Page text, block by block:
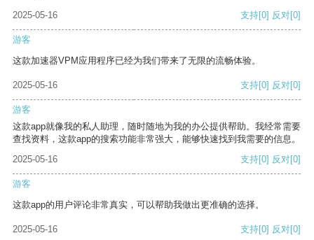
2025-05-16 支持[0] 反对[0]
游客
这款加速器VPM应用程序已经为我们带来了无限的流畅体验。
2025-05-16 支持[0] 反对[0]
游客
这款app就像我的私人助理，随时随地为我的办公提供帮助。我经常需要
查找资料，这款app的搜索功能非常强大，能够快速找到我需要的信息。
2025-05-16
支持[0] 反对[0]
游客
这款app的用户评论非常真实，可以帮助我做出更准确的选择。
2025-05-16 支持[0] 反对[0]